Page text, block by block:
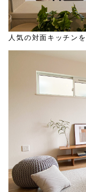
人気の対面キッチンを